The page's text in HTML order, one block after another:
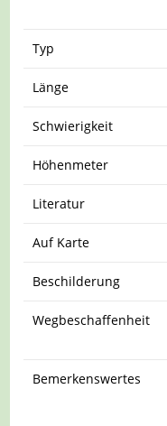
Typ
Länge
Schwierigkeit
Höhenmeter
Literatur
Auf Karte
Beschilderung
Wegbeschaffenheit
Bemerkenswertes